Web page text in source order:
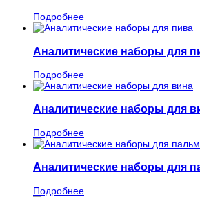
Подробнее
Аналитические наборы для
Подробнее
Аналитические наборы для
Подробнее
Аналитические наборы для
Подробнее